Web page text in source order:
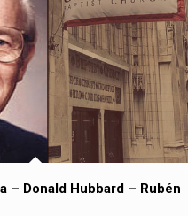
– Donald Hubbard – Rubén